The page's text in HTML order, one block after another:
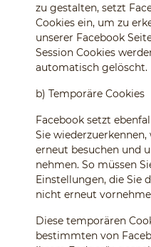
zu gestalten, setzt
Cookies ein, um zu
unserer Facebook
Session Cookies
automatisch gelöscht.
b) Temporäre Cookies
Facebook setzt
Sie
erneut besuchen und
nehmen. So müssen
Einstellungen, die Sie
nicht erneut
Diese temporären
bestimmten von